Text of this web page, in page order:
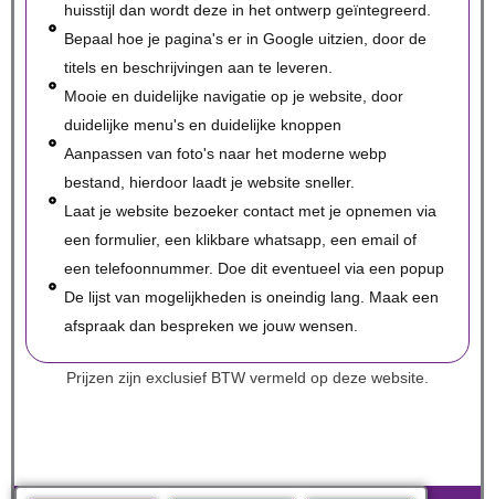
huisstijl dan wordt deze in het ontwerp geïntegreerd.
Bepaal hoe je pagina's er in Google uitzien, door de
titels en beschrijvingen aan te leveren.
Mooie en duidelijke navigatie op je website, door
duidelijke menu's en duidelijke knoppen
Aanpassen van foto's naar het moderne webp
bestand, hierdoor laadt je website sneller.
Laat je website bezoeker contact met je opnemen via
een formulier, een klikbare whatsapp, een email of
een telefoonnummer. Doe dit eventueel via een popup
De lijst van mogelijkheden is oneindig lang. Maak een
afspraak dan bespreken we jouw wensen.
Prijzen zijn exclusief BTW vermeld op deze website.